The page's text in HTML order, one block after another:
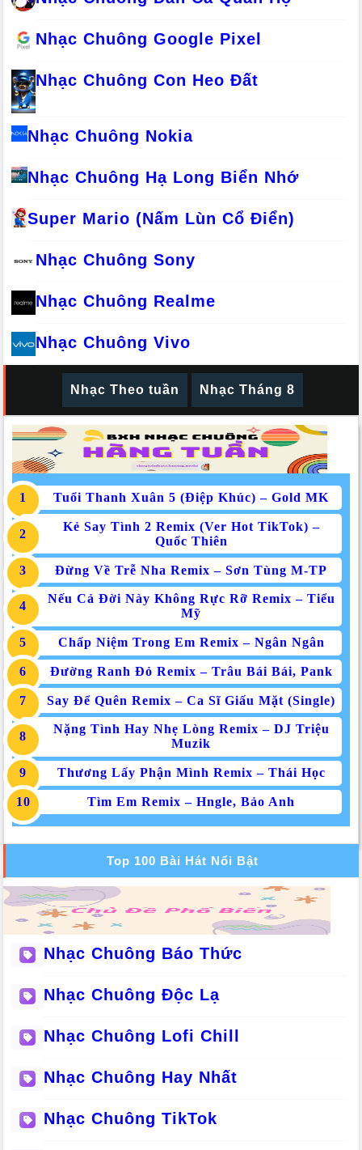
Nhạc Chuông Google Pixel
Nhạc Chuông Con Heo Đất
Nhạc Chuông Nokia
Nhạc Chuông Hạ Long Biển Nhớ
Super Mario (Nấm Lùn Cổ Điển)
Nhạc Chuông Sony
Nhạc Chuông Realme
Nhạc Chuông Vivo
Nhạc Theo tuần Nhạc Tháng 8
Tuổi Thanh Xuân 5 (Điệp Khúc) – Gold MK
Kẻ Say Tình 2 Remix (Ver Hot TikTok) –
Quốc Thiên
Đừng Về Trễ Nha Remix – Sơn Tùng M-TP
Nếu Cả Đời Này Không Rực Rỡ Remix – Tiểu
Mỹ
Chấp Niệm Trong Em Remix – Ngân Ngân
Đường Ranh Đỏ Remix – Trâu Bái Bái, Pank
Say Để Quên Remix – Ca Sĩ Giấu Mặt (Single)
Nặng Tình Hay Nhẹ Lòng Remix – DJ Triệu
Muzik
Thương Lấy Phận Mình Remix – Thái Học
Tìm Em Remix – Hngle, Bảo Anh
Top 100 Bài Hát Nổi Bật
Nhạc Chuông Báo Thức
Nhạc Chuông Độc Lạ
Nhạc Chuông Lofi Chill
Nhạc Chuông Hay Nhất
Nhạc Chuông TikTok